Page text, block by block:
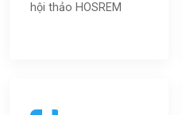
hội thảo HOSREM